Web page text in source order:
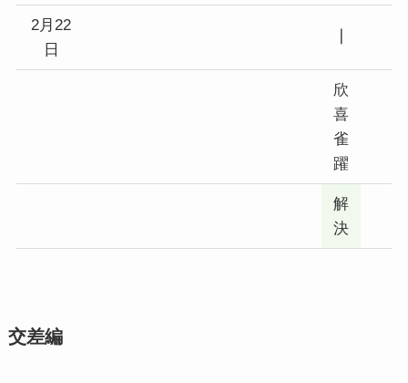
2月22
日
欣
喜
雀
躍
解
決
交差編